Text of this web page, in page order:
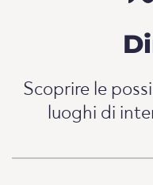
Scoprire le
luoghi di